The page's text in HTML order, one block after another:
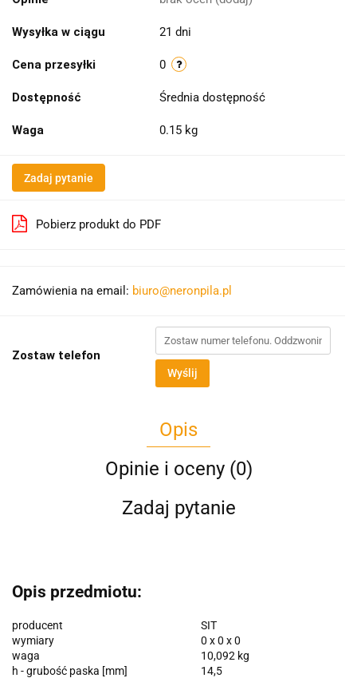
Wysyłka w ciągu 21 dni
Cena przesyłki 0
Dostępność Średnia dostępność
Waga 0.15 kg
Zadaj pytanie
Pobierz produkt do PDF
Zamówienia na email: biuro@neronpila.pl
Zostaw telefon
Wyślij
Opis
Opinie i oceny (0)
Zadaj pytanie
Opis przedmiotu:
producent
SIT
wymiary
0 x 0 x 0
waga
10,092 kg
h - grubość paska [mm]
14,5